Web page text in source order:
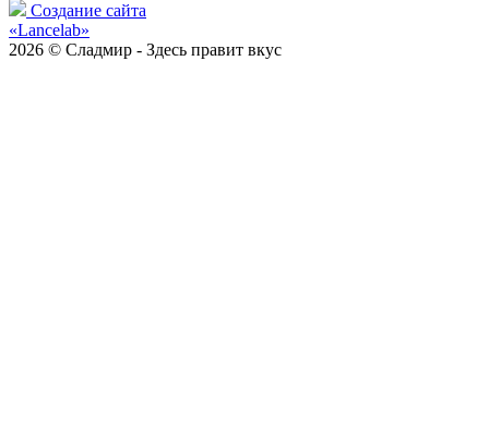
Создание сайта
«Lancelab»
2026 © Сладмир - Здесь правит вкус